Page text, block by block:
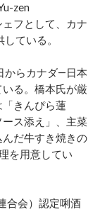
zen
フとして、カナ
ている。
からカナダ―日本
る。橋本氏が厳
きんぴら蓮
ス添え」、主菜
んだ牛すき焼きの
を用意してい
合会）認定唎酒